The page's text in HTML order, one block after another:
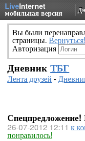
LiveInternet
мобильная версия
Вы были
страницы. Вернуться!
Авторизация
Дневник ТБГ
Лента друзей -
26-07-2012 12:11 к
понравилось!